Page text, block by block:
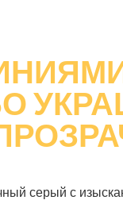
серый с